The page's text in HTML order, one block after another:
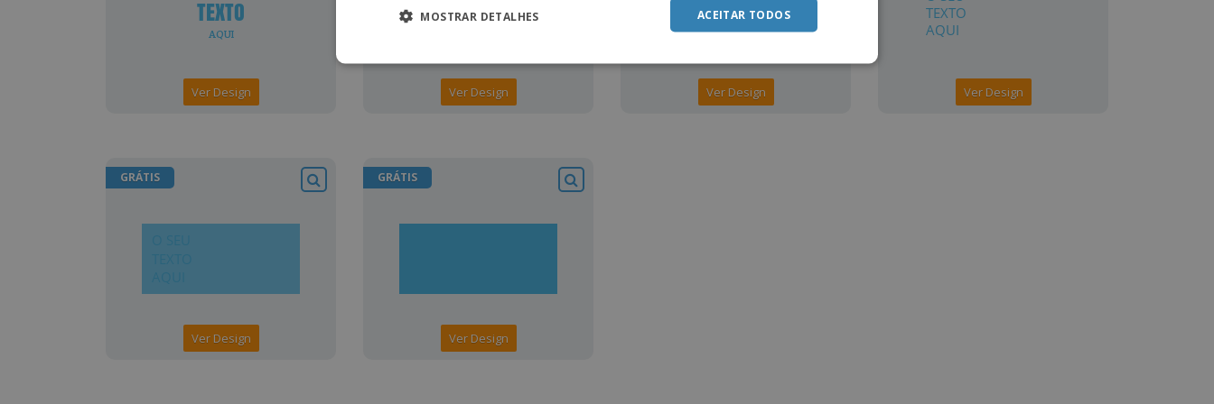
Ver Design Ver Design Ver Design Ver Design
GRÁTIS
Ver Design
GRÁTIS
Ver Design
ACEITAR TODOS
MOSTRAR DETALHES